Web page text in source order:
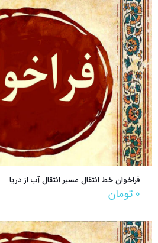
فراخوان خط انتقال مسیر انتقال آب از دریا
۰ تومان